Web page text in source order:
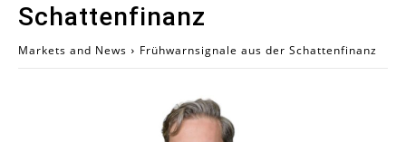
Schattenfinanz
Markets and News Frühwarnsignale aus der Schattenfinanz